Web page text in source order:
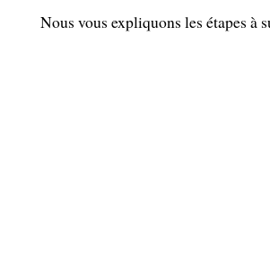
Nous vous expliquons les étapes à